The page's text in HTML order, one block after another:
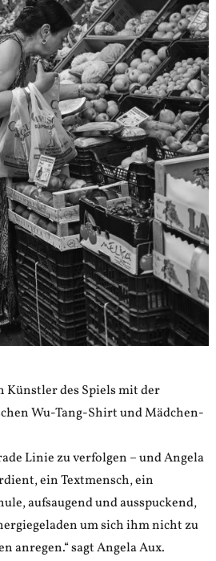
Künstler des Spiels mit der
Wu-Tang-Shirt und Mädchen-
Linie zu verfolgen – und Angela
ein Textmensch, ein
aufsaugend und ausspuckend,
um sich ihm nicht zu
anregen.“ sagt Angela Aux.